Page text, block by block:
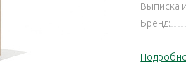
Выписка
Бренд: